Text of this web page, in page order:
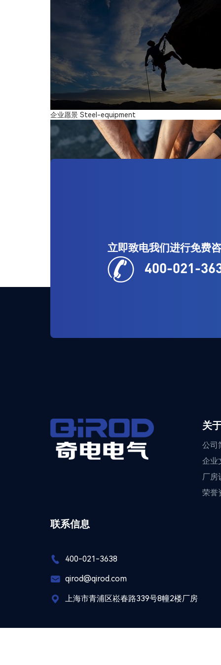
企业愿景 Steel-equipment
Steel-equipment
立即致电我们进行免费
400-021-
联系信息
 400-021-3638
 qirod@qirod.com
 上海市青浦区崧春路339号8幢2楼厂房
关
公司
企业
厂房
荣誉